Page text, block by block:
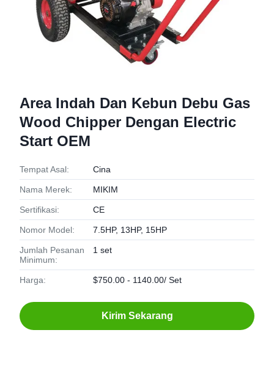
Area Indah Dan Kebun Debu Gas
Wood Chipper Dengan Electric
Start OEM
Tempat Asal: Cina
Nama Merek: MIKIM
Sertifikasi: CE
Nomor Model: 7.5HP, 13HP, 15HP
Jumlah Pesanan
Minimum:
1 set
Harga: $750.00 - 1140.00/ Set
Kirim Sekarang